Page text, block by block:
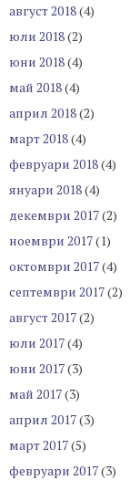
август 2018(4)
юли 2018(2)
юни 2018(4)
май 2018(4)
април 2018(2)
март 2018(4)
февруари 2018(4)
януари 2018(4)
декември 2017(2)
ноември 2017(1)
октомври 2017(4)
септември 2017(2)
август 2017(2)
юли 2017(4)
юни 2017(3)
май 2017(3)
април 2017(3)
март 2017(5)
февруари 2017(3)